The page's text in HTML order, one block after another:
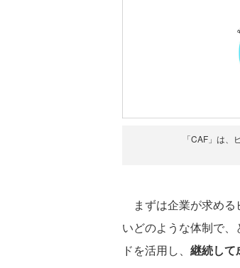
「CAF」は
まずは企業が求める
いどのような体制で
ドを活用し、 継続して